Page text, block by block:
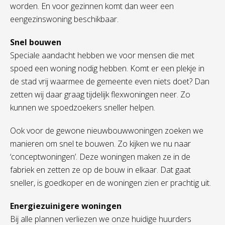
worden. En voor gezinnen komt dan weer een
eengezinswoning beschikbaar.
Snel bouwen
Speciale aandacht hebben we voor mensen die met
spoed een woning nodig hebben. Komt er een plekje in
de stad vrij waarmee de gemeente even niets doet? Dan
zetten wij daar graag tijdelijk flexwoningen neer. Zo
kunnen we spoedzoekers sneller helpen.
Ook voor de gewone nieuwbouwwoningen zoeken we
manieren om snel te bouwen. Zo kijken we nu naar
‘conceptwoningen’. Deze woningen maken ze in de
fabriek en zetten ze op de bouw in elkaar. Dat gaat
sneller, is goedkoper en de woningen zien er prachtig uit.
Energiezuinigere woningen
Bij alle plannen verliezen we onze huidige huurders